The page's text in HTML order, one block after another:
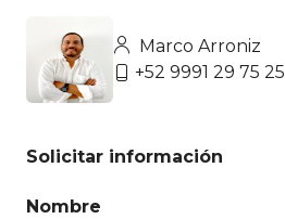
Marco Arroniz
+52 9991 29 75 25
Solicitar información
Nombre